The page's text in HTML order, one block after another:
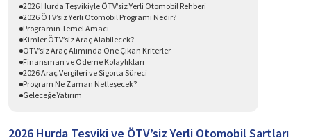
2026 Hurda Teşviki ve ÖTV’siz Yerli Otomobil Şartları
2026 Hurda Teşvikiyle ÖTV’siz Yerli Otomobil Rehberi
2026 ÖTV’siz Yerli Otomobil Programı Nedir?
Programın Temel Amacı
Kimler ÖTV’siz Araç Alabilecek?
ÖTV’siz Araç Alımında Öne Çıkan Kriterler
Finansman ve Ödeme Kolaylıkları
2026 Araç Vergileri ve Sigorta Süreci
Program Ne Zaman Netleşecek?
Geleceğe Yatırım